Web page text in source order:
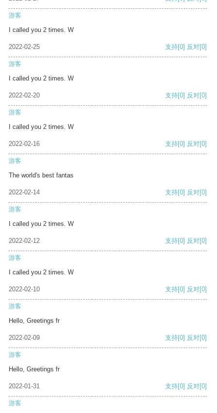
游客
I called you 2 times. W
2022-02-25 支持[0] 反对[0]
游客
I called you 2 times. W
2022-02-20 支持[0] 反对[0]
游客
I called you 2 times. W
2022-02-16 支持[0] 反对[0]
游客
The world's best fantas
2022-02-14 支持[0] 反对[0]
游客
I called you 2 times. W
2022-02-12 支持[0] 反对[0]
游客
I called you 2 times. W
2022-02-10 支持[0] 反对[0]
游客
Hello, Greetings fr
2022-02-09 支持[0] 反对[0]
游客
Hello, Greetings fr
2022-01-31 支持[0] 反对[0]
游客